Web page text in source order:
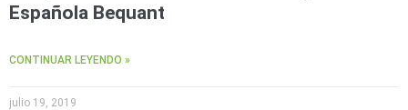
Española Bequant
CONTINUAR LEYENDO »
julio 19, 2019